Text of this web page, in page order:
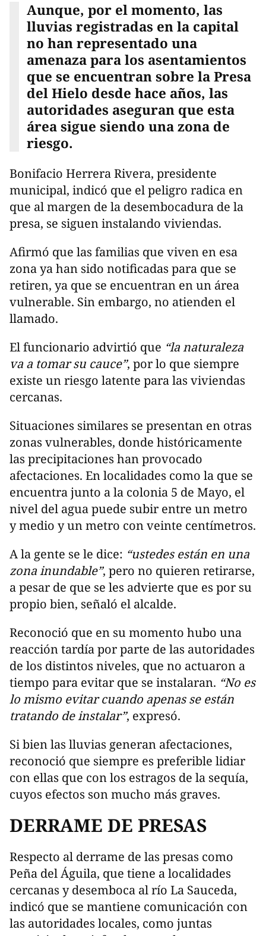
Aunque, por el momento, las
lluvias registradas en la capital
no han representado una
amenaza para los asentamientos
que se encuentran sobre la Presa
del Hielo desde hace años, las
autoridades aseguran que esta
área sigue siendo una zona de
riesgo.
Bonifacio Herrera Rivera, presidente
municipal, indicó que el peligro radica en
que al margen de la desembocadura de la
presa, se siguen instalando viviendas.
Afirmó que las familias que viven en esa
zona ya han sido notificadas para que se
retiren, ya que se encuentran en un área
vulnerable. Sin embargo, no atienden el
llamado.
El funcionario advirtió que “la naturaleza
va a tomar su cauce”, por lo que siempre
existe un riesgo latente para las viviendas
cercanas.
Situaciones similares se presentan en otras
zonas vulnerables, donde históricamente
las precipitaciones han provocado
afectaciones. En localidades como la que se
encuentra junto a la colonia 5 de Mayo, el
nivel del agua puede subir entre un metro
y medio y un metro con veinte centímetros.
A la gente se le dice: “ustedes están en una
zona inundable”, pero no quieren retirarse,
a pesar de que se les advierte que es por su
propio bien, señaló el alcalde.
Reconoció que en su momento hubo una
reacción tardía por parte de las autoridades
de los distintos niveles, que no actuaron a
tiempo para evitar que se instalaran. “No es
lo mismo evitar cuando apenas se están
tratando de instalar”, expresó.
Si bien las lluvias generan afectaciones,
reconoció que siempre es preferible lidiar
con ellas que con los estragos de la sequía,
cuyos efectos son mucho más graves.
DERRAME DE PRESAS
Respecto al derrame de las presas como
Peña del Águila, que tiene a localidades
cercanas y desemboca al río La Sauceda,
indicó que se mantiene comunicación con
las autoridades locales, como juntas